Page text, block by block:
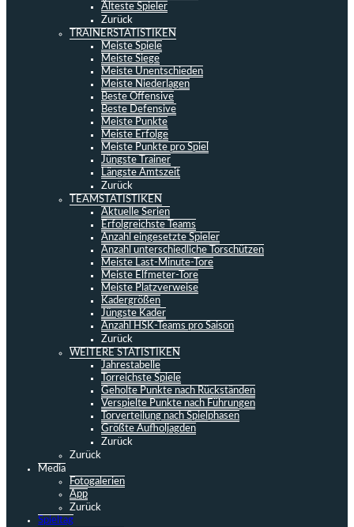
Älteste Spieler
Zurück
TRAINERSTATISTIKEN
Meiste Spiele
Meiste Siege
Meiste Unentschieden
Meiste Niederlagen
Beste Offensive
Beste Defensive
Meiste Punkte
Meiste Erfolge
Meiste Punkte pro Spiel
Jüngste Trainer
Längste Amtszeit
Zurück
TEAMSTATISTIKEN
Aktuelle Serien
Erfolgreichste Teams
Anzahl eingesetzte Spieler
Anzahl unterschiedliche Torschützen
Meiste Last-Minute-Tore
Meiste Elfmeter-Tore
Meiste Platzverweise
Kadergrößen
Jüngste Kader
Anzahl HSK-Teams pro Saison
Zurück
WEITERE STATISTIKEN
Jahrestabelle
Torreichste Spiele
Geholte Punkte nach Rückständen
Verspielte Punkte nach Führungen
Torverteilung nach Spielphasen
Größte Aufholjagden
Zurück
Zurück
Media
Fotogalerien
App
Zurück
Spieltag